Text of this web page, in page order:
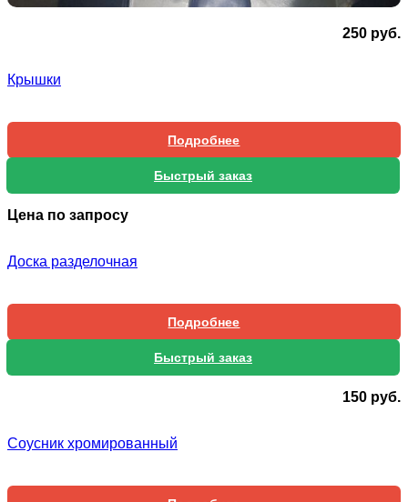
250 руб.
Крышки
Подробнее
Быстрый заказ
Цена по запросу
Доска разделочная
Подробнее
Быстрый заказ
150 руб.
Соусник хромированный